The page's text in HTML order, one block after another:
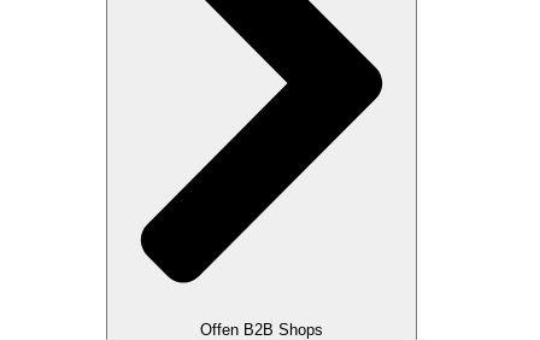
Offen B2B Shops